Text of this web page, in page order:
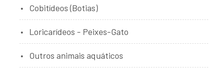
Cobitídeos (Botias)
Loricarídeos - Peixes-Gato
Outros animais aquáticos